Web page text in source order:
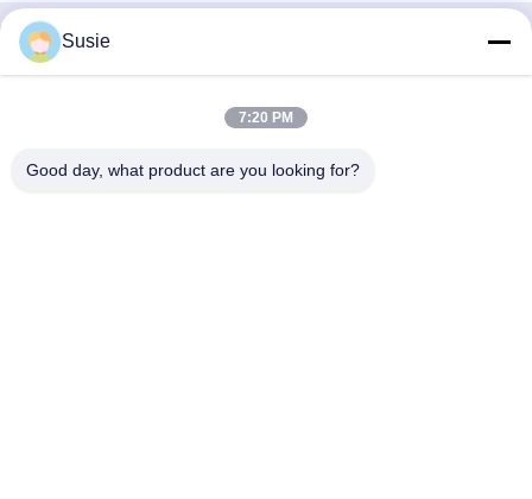
Contatto rapido
Prima Strada Zhongyi, Distretto di Yuhua, Changsha,
Susie
7:20 PM
Good day, what product are you looking for?